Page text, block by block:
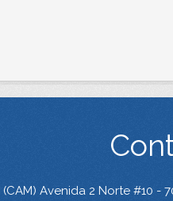
Avenida 2 Norte #10 -